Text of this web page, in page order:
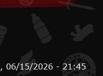
06/15/2026 - 21:45